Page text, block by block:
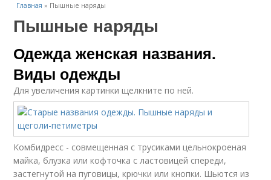
Главная » Пышные наряды
Пышные наряды
Одежда женская названия.
Виды одежды
Для увеличения картинки щелкните по ней.
Комбидресс - совмещенная с трусиками цельнокроеная
майка, блузка или кофточка с ластовицей спереди,
застегнутой на пуговицы, крючки или кнопки. Шьются из